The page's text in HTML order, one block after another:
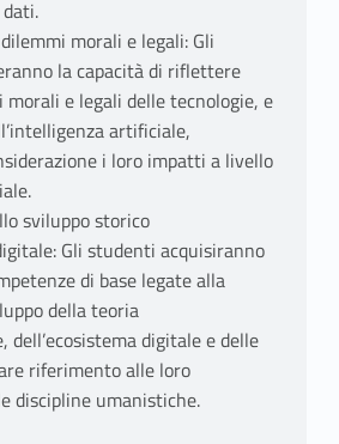
morali e legali: Gli
la capacità di riflettere
e legali delle tecnologie, e
artificiale,
i loro impatti a livello
sviluppo storico
Gli studenti acquisiranno
di base legate alla
della teoria
dell’ecosistema digitale e delle
riferimento alle loro
discipline umanistiche.